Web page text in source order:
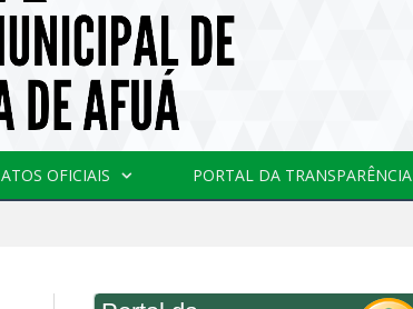
ATOS OFICIAIS PORTAL DA TRANSPARÊNCIA